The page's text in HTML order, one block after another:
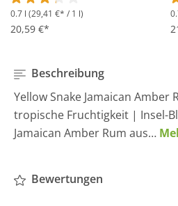
Durchschnittliche Bewertung von
0.7 l (29,41 €* / 1 l)
20,59 €*
Beschreibung
Yellow Snake Jamaican
tropische Fruchtigkeit | Insel-
Jamaican Amber Rum aus…
Bewertungen